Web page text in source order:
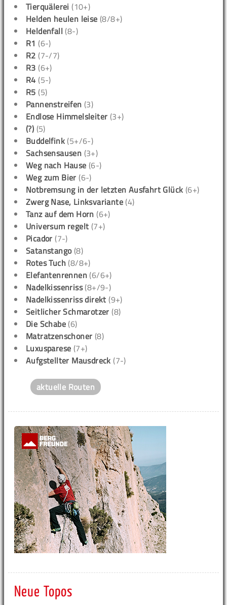
Tierquälerei (10+)
Helden heulen leise (8/8+)
Heldenfall (8-)
R1 (6-)
R2 (7-/7)
R3 (6+)
R4 (5-)
R5 (5)
Pannenstreifen (3)
Endlose Himmelsleiter (3+)
(?) (5)
Buddelfink (5+/6-)
Sachsensausen (3+)
Weg nach Hause (6-)
Weg zum Bier (6-)
Notbremsung in der letzten Ausfahrt Glück (6+)
Zwerg Nase, Linksvariante (4)
Tanz auf dem Horn (6+)
Universum regelt (7+)
Picador (7-)
Satanstango(8)
Rotes Tuch (8/8+)
Elefantenrennen (6/6+)
Nadelkissenriss(8+/9-)
Nadelkissenriss direkt (9+)
Seitlicher Schmarotzer (8)
Die Schabe (6)
Matratzenschoner (8)
Luxusparese (7+)
Aufgstellter Mausdreck (7-)
aktuelle Routen
Neue Topos